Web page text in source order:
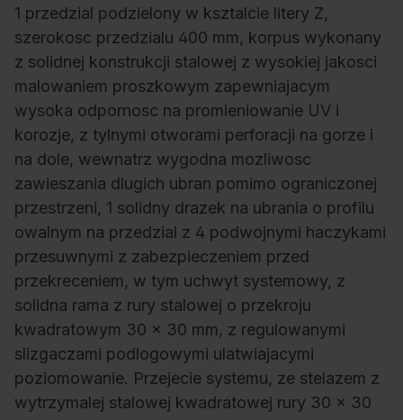
1 przedzial podzielony w ksztalcie litery Z,
szerokosc przedzialu 400 mm, korpus wykonany
z solidnej konstrukcji stalowej z wysokiej jakosci
malowaniem proszkowym zapewniajacym
wysoka odpornosc na promieniowanie UV i
korozje, z tylnymi otworami perforacji na gorze i
na dole, wewnatrz wygodna mozliwosc
zawieszania dlugich ubran pomimo ograniczonej
przestrzeni, 1 solidny drazek na ubrania o profilu
owalnym na przedzial z 4 podwojnymi haczykami
przesuwnymi z zabezpieczeniem przed
przekreceniem, w tym uchwyt systemowy, z
solidna rama z rury stalowej o przekroju
kwadratowym 30 x 30 mm, z regulowanymi
slizgaczami podlogowymi ulatwiajacymi
poziomowanie. Przejecie systemu, ze stelazem z
wytrzymalej stalowej kwadratowej rury 30 x 30